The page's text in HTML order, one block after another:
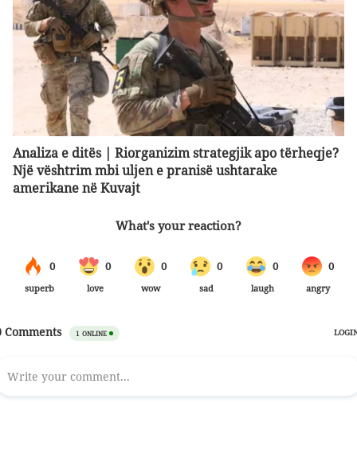
Analiza e ditës | Riorganizim strategjik apo tërheqje?
Një vështrim mbi uljen e pranisë ushtarake
amerikane në Kuvajt